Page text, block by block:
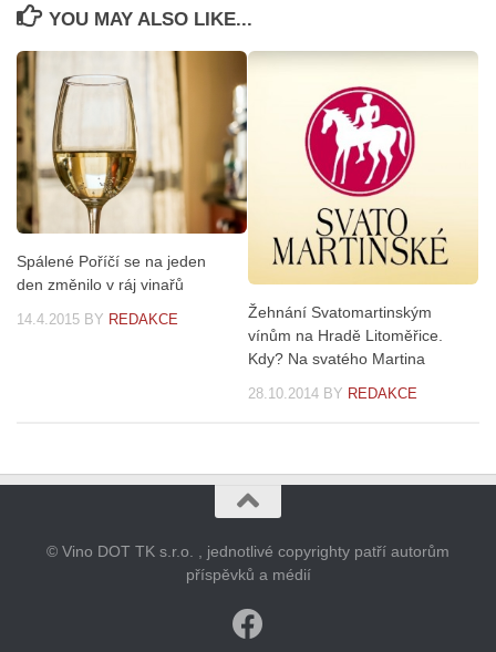
YOU MAY ALSO LIKE...
Spálené Poříčí se na jeden
den změnilo v ráj vinařů
14.4.2015 BY REDAKCE
Žehnání Svatomartinským
vínům na Hradě Litoměřice.
Kdy? Na svatého Martina
28.10.2014 BY REDAKCE
© Vino DOT TK s.r.o. , jednotlivé copyrighty patří autorům
příspěvků a médií